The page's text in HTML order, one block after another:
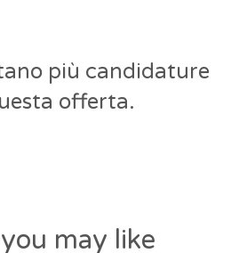
più candidature
offerta.
may like